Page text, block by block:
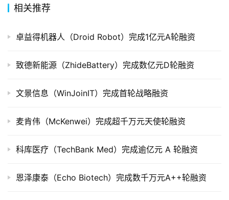
司
市
投
据
创
学
相关推荐
卓益得机器人（Droid Robot）完成1亿元A轮融资
致德新能源（ZhideBattery）完成数亿元D轮融资
文景信息（WinJoinIT）完成首轮战略融资
麦肯伟（McKenwei）完成超千万元天使轮融资
科库医疗（TechBank Med）完成逾亿元 A 轮融资
恩泽康泰（Echo Biotech）完成数千万元A++轮融资